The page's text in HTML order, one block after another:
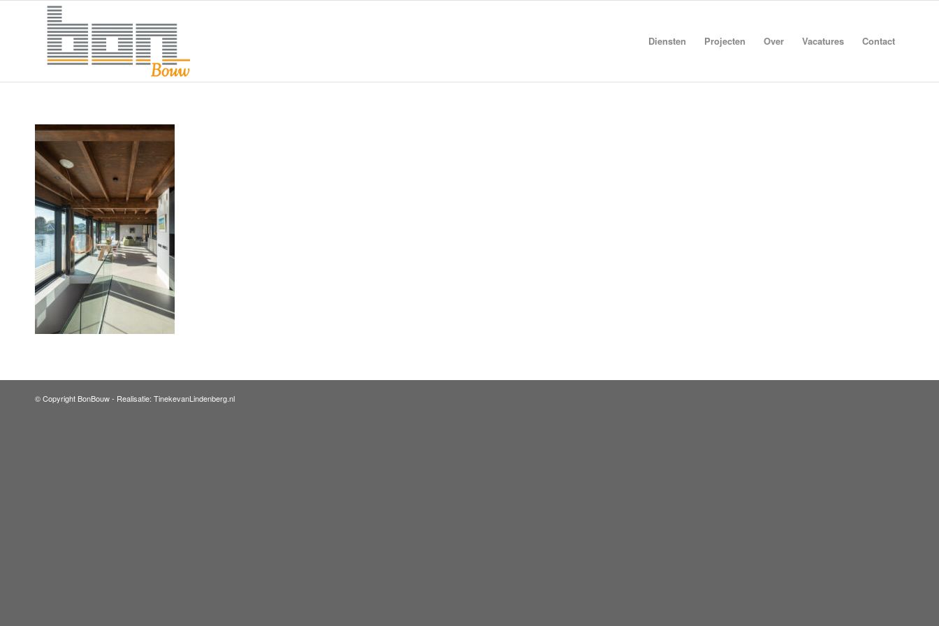
Diensten Projecten Over Vacatures Contact
© Copyright BonBouw - Realisatie: TinekevanLindenberg.nl